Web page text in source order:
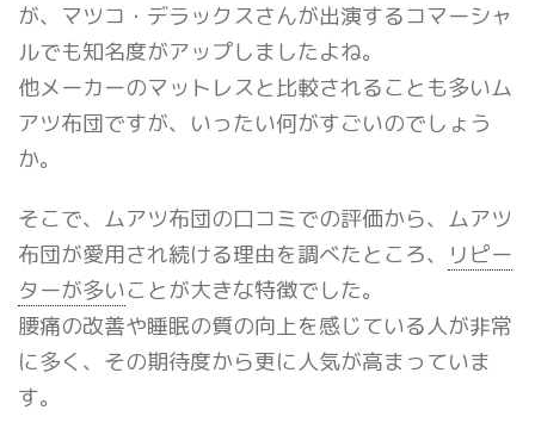
が、マツコ・デラックスさんが出演するコマーシャ
ルでも知名度がアップしましたよね。
他メーカーのマットレスと比較されることも多いム
アツ布団ですが、いったい何がすごいのでしょう
か。
そこで、ムアツ布団の口コミでの評価から、ムアツ
布団が愛用され続ける理由を調べたところ、 リピー
ターが多いことが大きな特徴でした。
腰痛の改善や睡眠の質の向上を感じている人が非常
に多く、その期待度から更に人気が高まっていま
す。